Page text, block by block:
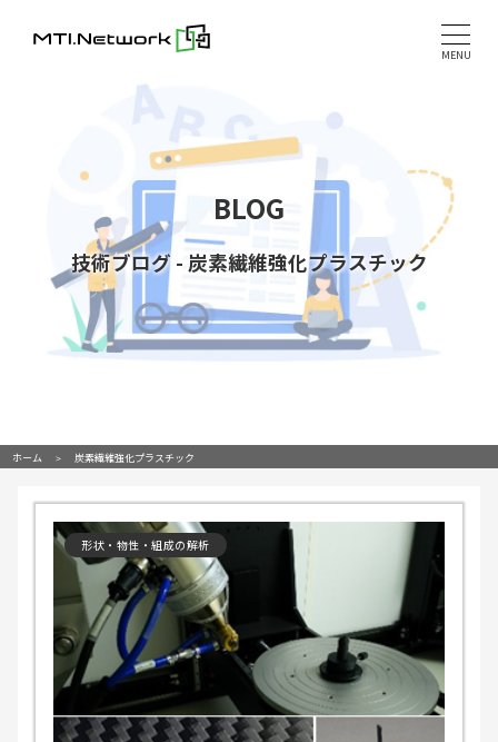
MENU
BLOG
技術ブログ- 炭素繊維強化プラスチック
ホーム 炭素繊維強化プラスチック
形状・物性・組成の解析